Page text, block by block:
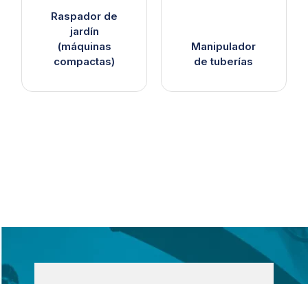
Raspador de
jardín
(máquinas
compactas)
Manipulador
de tuberías